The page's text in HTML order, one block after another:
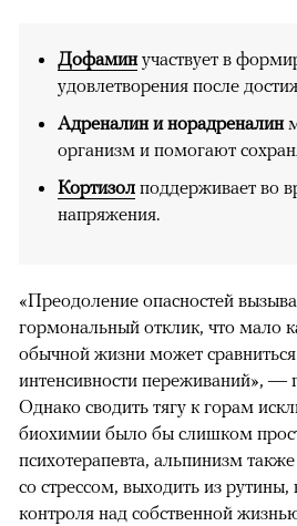
Дофаминучаствует в
удовлетворения после
Адреналин и норадреналин
организм и помогают
Кортизол поддерживает во
напряжения.
«Преодоление опасностей
гормональный отклик, что мало
обычной жизни может
интенсивности переживаний», —
Однако сводить тягу к горам
биохимии было бы слишком
психотерапевта, альпинизм
со стрессом, выходить из
контроля над собственной